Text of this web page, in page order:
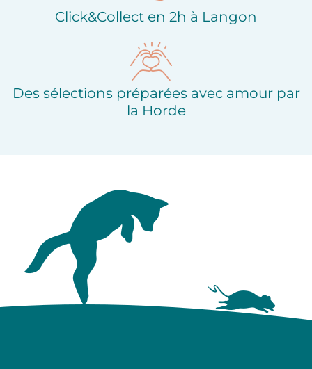
Click&Collect en 2h à Langon
Des sélections préparées avec amour par
la Horde